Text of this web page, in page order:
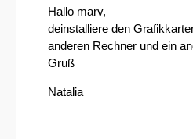
Hallo marv,
deinstalliere den
anderen Rechner und ein
Gruß
Natalia